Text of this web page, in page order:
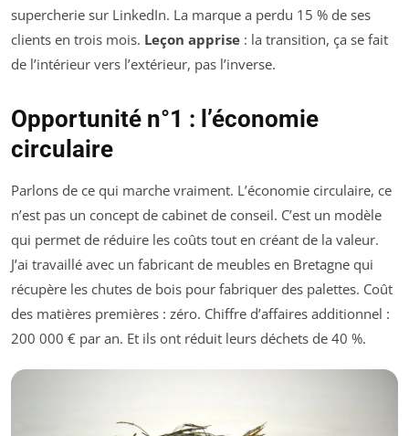
supercherie sur LinkedIn. La marque a perdu 15 % de ses
clients en trois mois. Leçon apprise : la transition, ça se fait
de l’intérieur vers l’extérieur, pas l’inverse.
Opportunité n°1 : l’économie
circulaire
Parlons de ce qui marche vraiment. L’économie circulaire, ce
n’est pas un concept de cabinet de conseil. C’est un modèle
qui permet de réduire les coûts tout en créant de la valeur.
J’ai travaillé avec un fabricant de meubles en Bretagne qui
récupère les chutes de bois pour fabriquer des palettes. Coût
des matières premières : zéro. Chiffre d’affaires additionnel :
200 000 € par an. Et ils ont réduit leurs déchets de 40 %.